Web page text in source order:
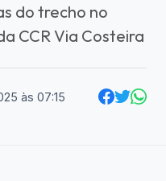
do trecho no
CCR Via Costeira
às 07:15